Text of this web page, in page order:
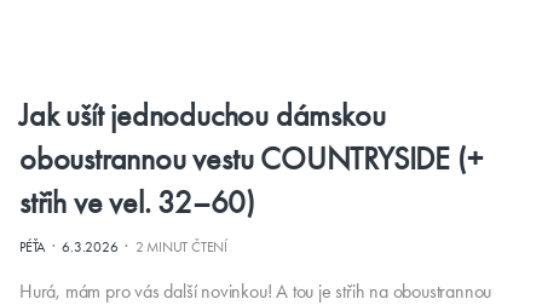
Jak ušít jednoduchou dámskou
oboustrannou vestu COUNTRYSIDE (+
střih ve vel. 32–60)
PÉŤA·6.3.2026· 2 MINUT ČTENÍ
Hurá, mám pro vás další novinkou! A tou je střih na oboustrannou